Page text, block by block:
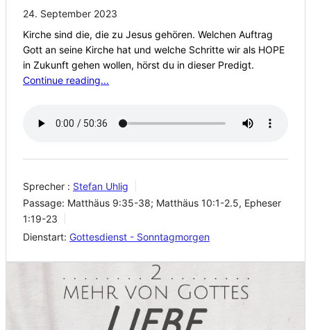
24. September 2023
Kirche sind die, die zu Jesus gehören. Welchen Auftrag
Gott an seine Kirche hat und welche Schritte wir als HOPE
in Zukunft gehen wollen, hörst du in dieser Predigt.
Continue reading...
Sprecher : Stefan Uhlig
Passage: Matthäus 9:35-38; Matthäus 10:1-2.5, Epheser
1:19-23
Dienstart: Gottesdienst - Sonntagmorgen